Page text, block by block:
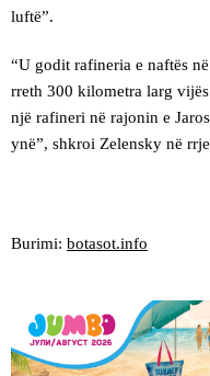
luftë”.
“U godit rafineria e naftës
rreth 300 kilometra larg
një rafineri në rajonin e
ynë”, shkroi Zelensky në
Burimi: botasot.info